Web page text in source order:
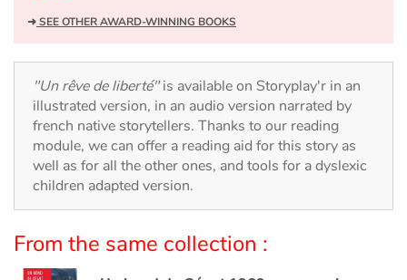
Festivals and events
Love and friendship
Social issues
Emotions and feelings
➜SEE OTHER AWARD-WINNING BOOKS
"Un rêve de liberté"is available on Storyplay'r in an
illustrated version, in an audio version narrated by
french native storytellers. Thanks to our reading
module, we can offer a reading aid for this story as
well as for all the other ones, and tools for a dyslexic
children adapted version.
From the same collection :